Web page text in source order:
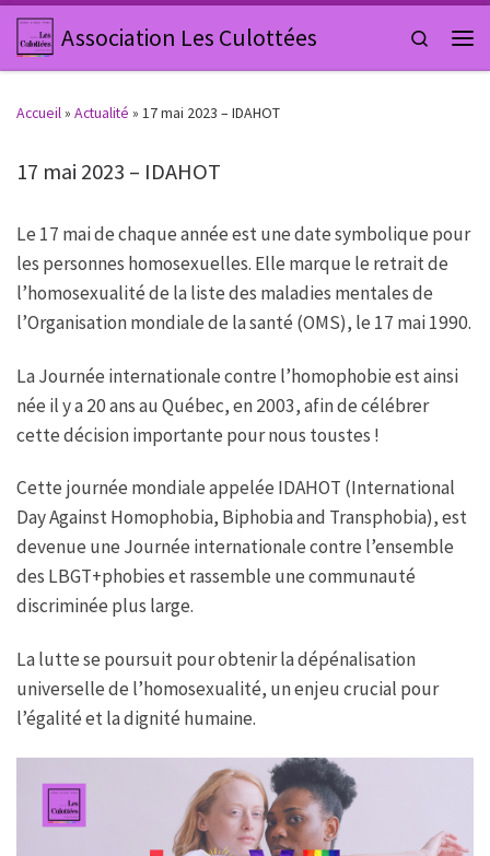
Passer au contenu
Association Les Culottées
Search
Accueil» Actualité » 17 mai 2023 – IDAHOT
17 mai 2023 – IDAHOT
Le 17 mai de chaque année est une date symbolique pour
les personnes homosexuelles. Elle marque le retrait de
l’homosexualité de la liste des maladies mentales de
l’Organisation mondiale de la santé (OMS), le 17 mai 1990.
La Journée internationale contre l’homophobie est ainsi
née il y a 20 ans au Québec, en 2003, afin de célébrer
cette décision importante pour nous toustes !
Cette journée mondiale appelée IDAHOT (International
Day Against Homophobia, Biphobia and Transphobia), est
devenue une Journée internationale contre l’ensemble
des LBGT+phobies et rassemble une communauté
discriminée plus large.
La lutte se poursuit pour obtenir la dépénalisation
universelle de l’homosexualité, un enjeu crucial pour
l’égalité et la dignité humaine.